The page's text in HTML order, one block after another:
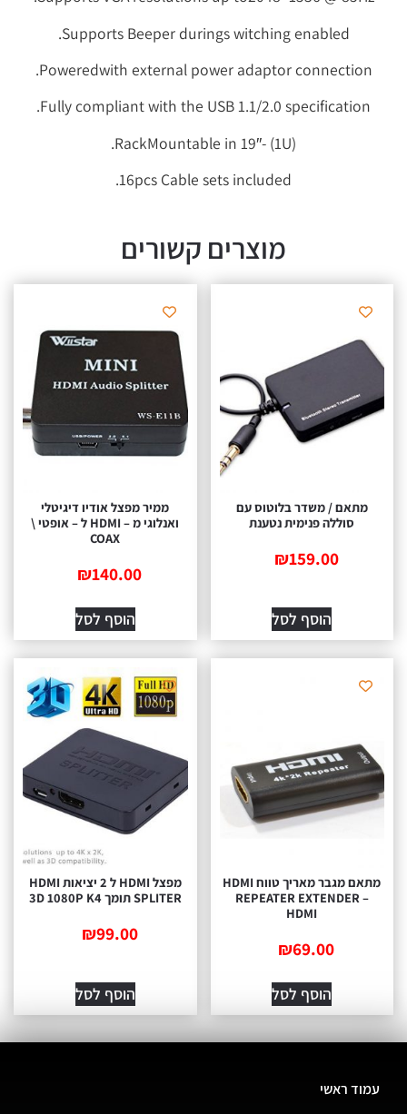
Supports Beeper durings witching enabled.
Poweredwith external power adaptor connection.
Fully compliant with the USB 1.1/2.0 specification.
RackMountable in 19″- (1U).
16pcs Cable sets included.
מוצרים קשורים
מתאם / משדר בלוטוס עם
סוללה פנימית נטענת
₪159.00
הוסף לסל
ממיר מפצל אודיו דיגיטלי
ואנלוגי מ – HDMI ל – אופטי \
COAX
₪140.00
הוסף לסל
מתאם מגבר מאריך טווח HDMI
REPEATER EXTENDER –
HDMI
₪69.00
הוסף לסל
מפצל HDMI ל 2 יציאות HDMI
SPLITER תומך 3D 1080P K4
₪99.00
הוסף לסל
עמוד ראשי